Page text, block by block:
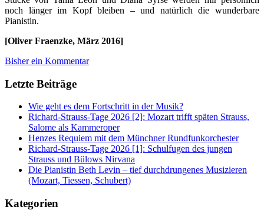
noch länger im Kopf bleiben – und natürlich die wunderbare
Pianistin.
[Oliver Fraenzke, März 2016]
Bisher ein Kommentar
Letzte Beiträge
Wie geht es dem Fortschritt in der Musik?
Richard-Strauss-Tage 2026 [2]: Mozart trifft späten Strauss,
Salome als Kammeroper
Henzes Requiem mit dem Münchner Rundfunkorchester
Richard-Strauss-Tage 2026 [1]: Schulfugen des jungen
Strauss und Bülows Nirvana
Die Pianistin Beth Levin – tief durchdrungenes Musizieren
(Mozart, Tiessen, Schubert)
Kategorien